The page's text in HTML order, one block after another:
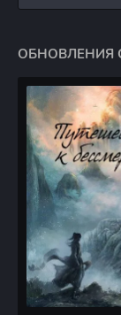
ОБНОВЛЕНИЯ